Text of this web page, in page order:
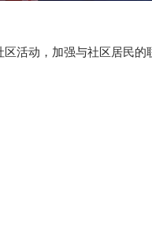
动，加强与社区居民的